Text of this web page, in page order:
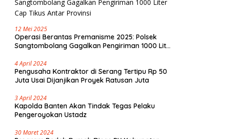
12 Mei 2025
Operasi Berantas Premanisme 2025: Polsek
Sangtombolang Gagalkan Pengiriman 1000 Liter
4 April 2024
Pengusaha Kontraktor di Serang Tertipu Rp 50
Juta Usai Dijanjikan Proyek Ratusan Juta
3 April 2024
Kapolda Banten Akan Tindak Tegas Pelaku
Pengeroyokan Ustadz
30 Maret 2024